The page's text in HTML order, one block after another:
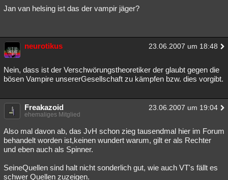
Jan van helsing ist das der vampir jäger?
neurotikus 23.06.2007 um 18:48
Nein, dass ist der Verschwörungstheoretiker der glaubt gegen die
bösen Vampire unsererGesellschaft zu kämpfen bzw. dies vorgibt.
Freakazoid 23.06.2007 um 19:04
ehemaliges Mitglied
Also mal davon ab, das JvH schon zieg tausendmal hier im Forum
behandelt worden ist,keinen wundert warum, gilt er als Rechter
und eben auch als Spinner.
SeineQuellen sind halt nicht sonderlich gut, wie auch VT's fällt es
schwer Quellen zuzeigen.